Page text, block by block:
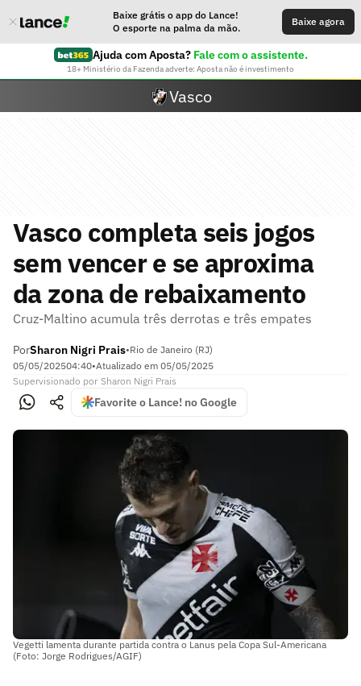
Baixe grátis o app do Lance!
O esporte na palma da mão.
Baixe agora
Ajuda com Aposta? Fale com o assistente.
18+ Ministério da Fazenda adverte: Aposta não é investimento
Vasco
Vasco completa seis jogos
sem vencer e se aproxima
da zona de rebaixamento
Cruz-Maltino acumula três derrotas e três empates
PorSharon Nigri Prais•Rio de Janeiro (RJ)
05/05/202504:40•Atualizado em 05/05/2025
Supervisionado por Sharon Nigri Prais
Favorite o Lance! no Google
Vegetti lamenta durante partida contra o Lanus pela Copa Sul-Americana
(Foto: Jorge Rodrigues/AGIF)